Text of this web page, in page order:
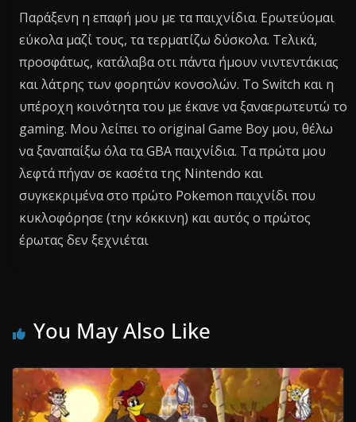
Παράξενη η επαφή μου με τα παιχνίδια. Ερωτεύομαι
εύκολα μαζί τους, τα τερματίζω δύσκολα. Τελικά,
προσφάτως, κατάλαβα οτι πάντα ήμουν νιντεντάκιας
και λάτρης των φορητών κονσολών. Το Switch και η
υπέροχη κοινότητα του με έκανε να ξαναερωτευτώ το
gaming. Μου λείπει το original Game Boy μου, θέλω
να ξαναπαίξω όλα τα GBA παιχνίδια. Τα πρώτα μου
λεφτά πήγαν σε κασέτα της Nintendo και
συγκεκριμένα στο πρώτο Pokemon παιχνίδι που
κυκλοφόρησε (την κόκκινη) και αυτός ο πρώτος
έρωτας δεν ξεχνιέται
You May Also Like